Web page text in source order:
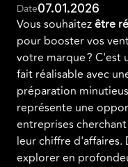
Date07.01.2026
Vous souhaitezêtre
pour booster vos
votre marque ? C'est
fait réalisable avec
préparation
représente une
entreprises
leur chiffre d'affaires.
explorer en